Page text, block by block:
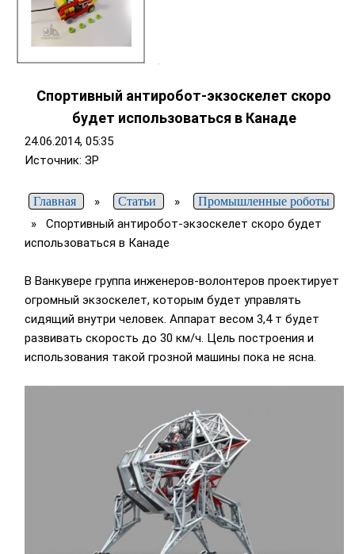
Спортивный антиробот-экзоскелет скоро
будет использоваться в Канаде
24.06.2014, 05:35
Источник: ЗР
Главная » Статьи » Промышленные роботы
» Спортивный антиробот-экзоскелет скоро будет
использоваться в Канаде
В Ванкувере группа инженеров-волонтеров проектирует
огромный экзоскелет, которым будет управлять
сидящий внутри человек. Аппарат весом 3,4 т будет
развивать скорость до 30 км/ч. Цель построения и
использования такой грозной машины пока не ясна.